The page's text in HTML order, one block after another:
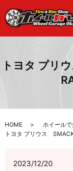
トヨタ プリ
HOME ホイール
トヨタ プリウス
2023/12/20